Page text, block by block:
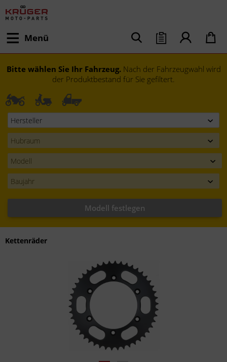
Menü
Bitte wählen Sie Ihr Fahrzeug. Nach der Fahrzeugwahl wird
der Produktbestand für Sie gefiltert.
Modell festlegen
Kettenräder